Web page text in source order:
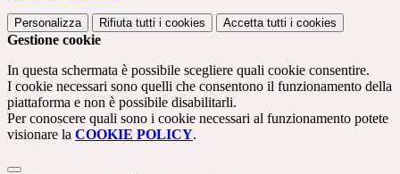
Personalizza Rifiuta tutti i cookies Accetta tutti i cookies
Gestione cookie
In questa schermata è possibile scegliere quali cookie consentire.
I cookie necessari sono quelli che consentono il funzionamento della
piattaforma e non è possibile disabilitarli.
Per conoscere quali sono i cookie necessari al funzionamento potete
visionare la COOKIE POLICY.